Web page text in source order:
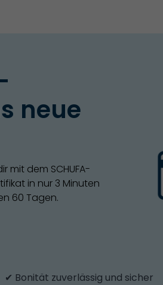
neue
mit dem SCHUFA-
in nur 3 Minuten
60 Tagen.
✔ Bonität zuverlässig und sicher